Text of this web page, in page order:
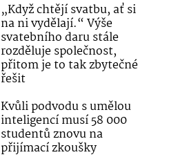
„Když chtějí svatbu, ať si
na ni vydělají.“ Výše
svatebního daru stále
rozděluje společnost,
přitom je to tak zbytečné
řešit
Kvůli podvodu s umělou
inteligencí musí 58 000
studentů znovu na
přijímací zkoušky